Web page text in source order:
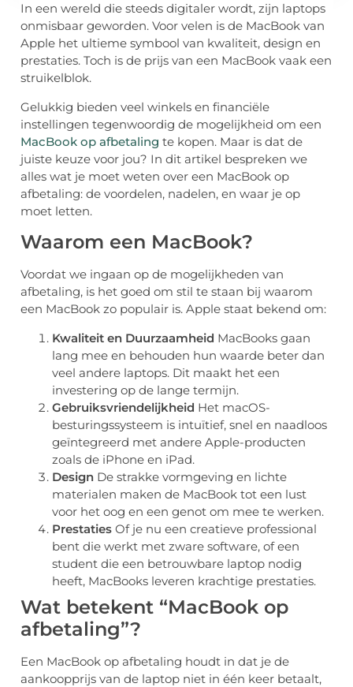
In een wereld die steeds digitaler wordt, zijn laptops
onmisbaar geworden. Voor velen is de MacBook van
Apple het ultieme symbool van kwaliteit, design en
prestaties. Toch is de prijs van een MacBook vaak een
struikelblok.
Gelukkig bieden veel winkels en financiële
instellingen tegenwoordig de mogelijkheid om een
MacBook op afbetaling te kopen. Maar is dat de
juiste keuze voor jou? In dit artikel bespreken we
alles wat je moet weten over een MacBook op
afbetaling: de voordelen, nadelen, en waar je op
moet letten.
Waarom een MacBook?
Voordat we ingaan op de mogelijkheden van
afbetaling, is het goed om stil te staan bij waarom
een MacBook zo populair is. Apple staat bekend om:
Kwaliteit en Duurzaamheid MacBooks gaan
lang mee en behouden hun waarde beter dan
veel andere laptops. Dit maakt het een
investering op de lange termijn.
Gebruiksvriendelijkheid Het macOS-
besturingssysteem is intuïtief, snel en naadloos
geïntegreerd met andere Apple-producten
zoals de iPhone en iPad.
Design De strakke vormgeving en lichte
materialen maken de MacBook tot een lust
voor het oog en een genot om mee te werken.
Prestaties Of je nu een creatieve professional
bent die werkt met zware software, of een
student die een betrouwbare laptop nodig
heeft, MacBooks leveren krachtige prestaties.
Wat betekent “MacBook op
afbetaling”?
Een MacBook op afbetaling houdt in dat je de
aankoopprijs van de laptop niet in één keer betaalt,